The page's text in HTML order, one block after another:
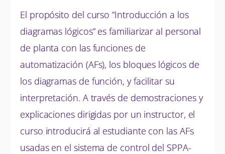
El propósito del curso “Introducción a los
diagramas lógicos” es familiarizar al personal
de planta con las funciones de
automatización (AFs), los bloques lógicos de
los diagramas de función, y facilitar su
interpretación. A través de demostraciones y
explicaciones dirigidas por un instructor, el
curso introducirá al estudiante con las AFs
usadas en el sistema de control del SPPA-